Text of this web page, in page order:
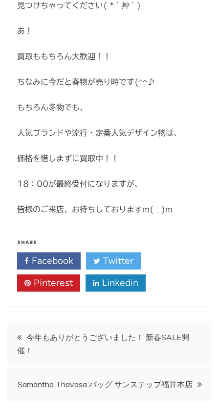
見つけちゃってください( *´艸｀)
あ！
買取ももちろん大歓迎！！
ちなみに今だと春物が売り時です(^^♪
もちろん冬物でも、
人気ブランドや流行・定番人気デザイン物は、
価格を惜しまずに買取中！！
18：00が最終受付になりますが、
皆様のご来店、お待ちしておりますm(__)m
SHARE
Facebook Twitter
Pinterest Linkedin
投
ナ
今年もありがとうございました！ 新春SALE開
催！
Samantha Thavasa バッグ サンステップ福井本店